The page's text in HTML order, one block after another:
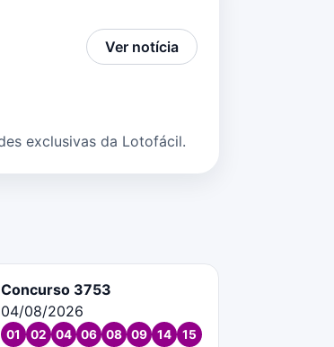
Ver notícia
exclusivas da Lotofácil.
Concurso 3753
04/08/2026
01 02 04 06 08 09 14
15